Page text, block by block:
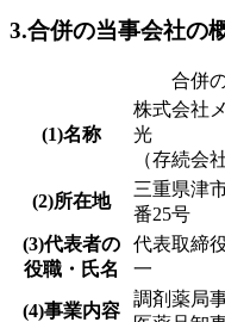
3.合併の当事会社の
合併
(1)名称
株式会社
光
（存続会
(2)所在地
三重県津
番25号
(3)代表者の
役職・氏名
代表取締
一
(4)事業内容
調剤薬局